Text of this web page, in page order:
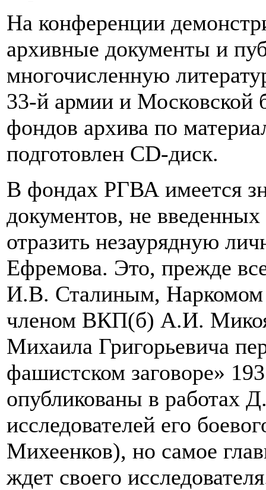
На конференции
архивные документы и
многочисленную
33-й армии и Московской
фондов архива по
подготовлен CD-диск.
В фондах РГВА имеется
документов, не
отразить незаурядную
Ефремова. Это, прежде
И.В. Сталиным,
членом ВКП(б) А.И.
Михаила Григорьевича
фашистском заговоре»
опубликованы в работах
исследователей его
Михеенков), но самое
ждет своего